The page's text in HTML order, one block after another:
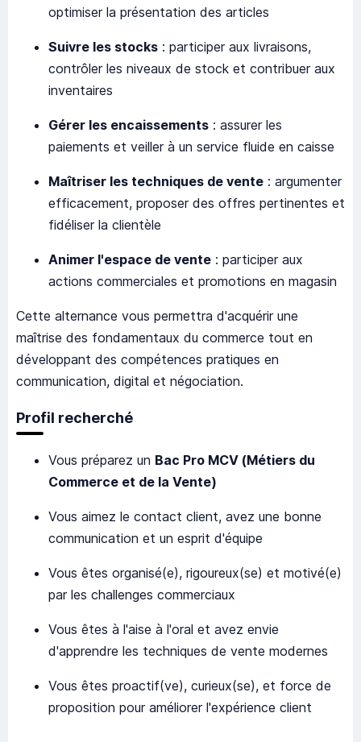
optimiser la présentation des articles
Suivre les stocks : participer aux livraisons,
contrôler les niveaux de stock et contribuer aux
inventaires
Gérer les encaissements : assurer les
paiements et veiller à un service fluide en caisse
Maîtriser les techniques de vente : argumenter
efficacement, proposer des offres pertinentes et
fidéliser la clientèle
Animer l'espace de vente : participer aux
actions commerciales et promotions en magasin
Cette alternance vous permettra d'acquérir une
maîtrise des fondamentaux du commerce tout en
développant des compétences pratiques en
communication, digital et négociation.
Profil recherché
Vous préparez un Bac Pro MCV (Métiers du
Commerce et de la Vente)
Vous aimez le contact client, avez une bonne
communication et un esprit d'équipe
Vous êtes organisé(e), rigoureux(se) et motivé(e)
par les challenges commerciaux
Vous êtes à l'aise à l'oral et avez envie
d'apprendre les techniques de vente modernes
Vous êtes proactif(ve), curieux(se), et force de
proposition pour améliorer l'expérience client